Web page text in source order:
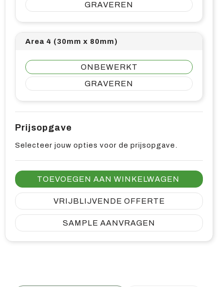
GRAVEREN
Area 4 (30mm x 80mm)
ONBEWERKT
GRAVEREN
Prijsopgave
Selecteer jouw opties voor de prijsopgave.
TOEVOEGEN AAN WINKELWAGEN
VRIJBLIJVENDE OFFERTE
SAMPLE AANVRAGEN